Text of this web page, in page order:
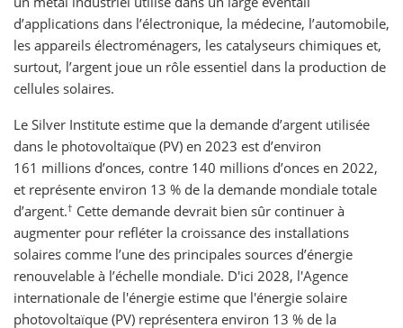
d’applications dans l’électronique, la médecine, l’automobile,
les appareils électroménagers, les catalyseurs chimiques et,
surtout, l’argent joue un rôle essentiel dans la production de
cellules solaires.
Le Silver Institute estime que la demande d’argent utilisée
dans le photovoltaïque (PV) en 2023 est d’environ
161 millions d’onces, contre 140 millions d’onces en 2022,
et représente environ 13 % de la demande mondiale totale
d’argent.† Cette demande devrait bien sûr continuer à
augmenter pour refléter la croissance des installations
solaires comme l’une des principales sources d’énergie
renouvelable à l’échelle mondiale. D'ici 2028, l'Agence
internationale de l'énergie estime que l'énergie solaire
photovoltaïque (PV) représentera environ 13 % de la